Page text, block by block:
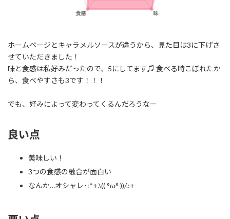
ホームページとキャラメルソースが違うから、見た目は3に下げさ
せていただきました！
味と食感は私好みだったので、5にしてます♫ 食べる時こぼれたか
ら、食べやすさも3です！！！
でも、好みによって変わってくるんだろうなー
良い点
美味しい！
3つの食感の融合が面白い
なんか…オシャレ･:*+.\(( °ω° ))/.:+